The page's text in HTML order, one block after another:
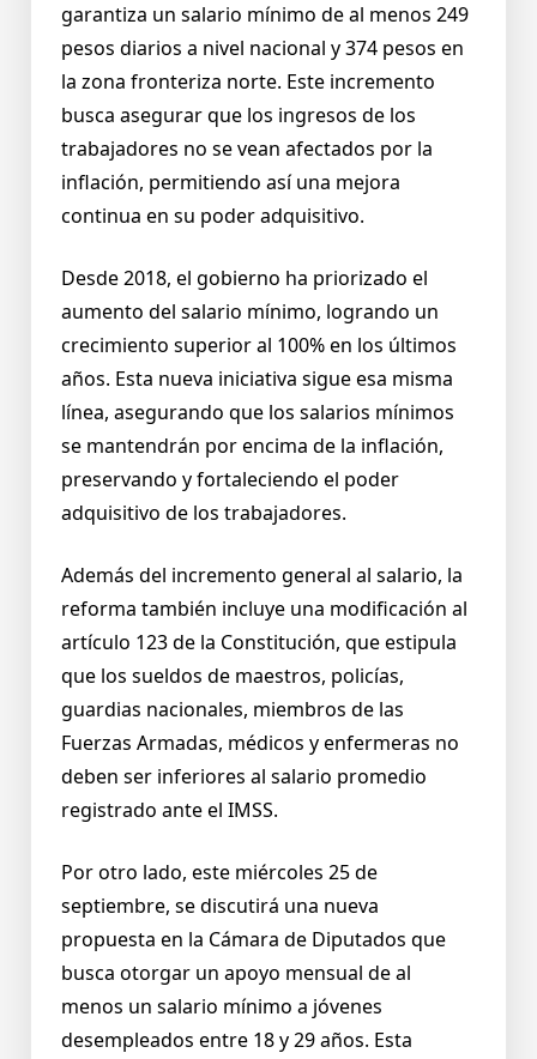
garantiza un salario mínimo de al menos 249
pesos diarios a nivel nacional y 374 pesos en
la zona fronteriza norte. Este incremento
busca asegurar que los ingresos de los
trabajadores no se vean afectados por la
inflación, permitiendo así una mejora
continua en su poder adquisitivo.
Desde 2018, el gobierno ha priorizado el
aumento del salario mínimo, logrando un
crecimiento superior al 100% en los últimos
años. Esta nueva iniciativa sigue esa misma
línea, asegurando que los salarios mínimos
se mantendrán por encima de la inflación,
preservando y fortaleciendo el poder
adquisitivo de los trabajadores.
Además del incremento general al salario, la
reforma también incluye una modificación al
artículo 123 de la Constitución, que estipula
que los sueldos de maestros, policías,
guardias nacionales, miembros de las
Fuerzas Armadas, médicos y enfermeras no
deben ser inferiores al salario promedio
registrado ante el IMSS.
Por otro lado, este miércoles 25 de
septiembre, se discutirá una nueva
propuesta en la Cámara de Diputados que
busca otorgar un apoyo mensual de al
menos un salario mínimo a jóvenes
desempleados entre 18 y 29 años. Esta